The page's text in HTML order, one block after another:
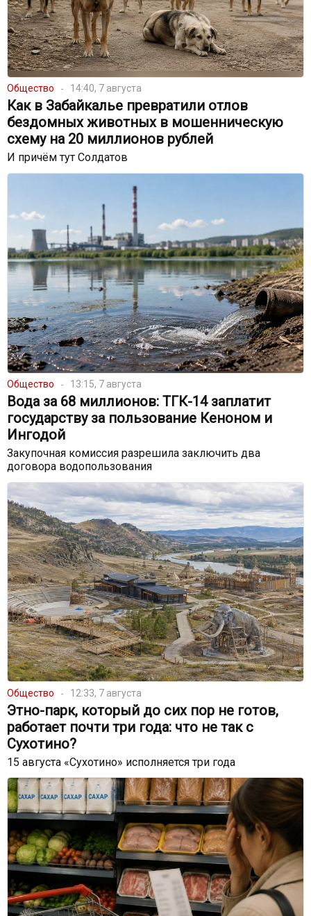
Общество 14:40, 7 августа
Как в Забайкалье превратили отлов
бездомных животных в мошенническую
схему на 20 миллионов рублей
И причём тут Солдатов
Общество 13:15, 7 августа
Вода за 68 миллионов: ТГК-14 заплатит
государству за пользование Кеноном и
Ингодой
Закупочная комиссия разрешила заключить два
договора водопользования
Общество 12:33, 7 августа
Этно-парк, который до сих пор не готов,
работает почти три года: что не так с
Сухотино?
15 августа «Сухотино» исполняется три года